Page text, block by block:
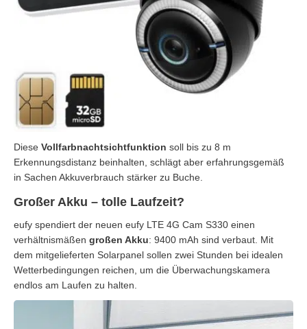
Diese Vollfarbnachtsichtfunktion soll bis zu 8 m
Erkennungsdistanz beinhalten, schlägt aber erfahrungsgemäß
in Sachen Akkuverbrauch stärker zu Buche.
Großer Akku – tolle Laufzeit?
eufy spendiert der neuen eufy LTE 4G Cam S330 einen
verhältnismäßen großen Akku: 9400 mAh sind verbaut. Mit
dem mitgelieferten Solarpanel sollen zwei Stunden bei idealen
Wetterbedingungen reichen, um die Überwachungskamera
endlos am Laufen zu halten.